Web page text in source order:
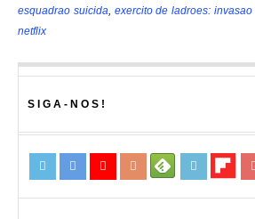
esquadrao suicida, exercito de ladroes:
netflix
SIGA-NOS!